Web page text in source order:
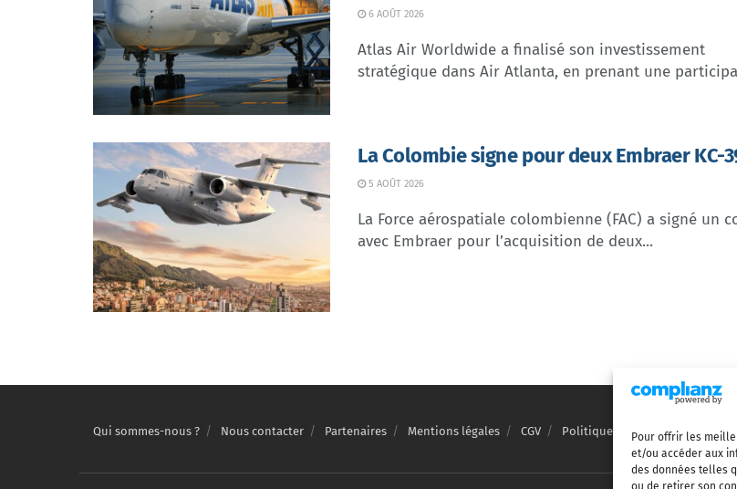
Pour offrir les
et/ou accéder aux
des données telles
ou de retirer son
6 AOÛT 2026
Atlas Air Worldwide a finalisé son investissement
stratégique dans Air Atlanta, en prenant une
La Colombie signe pour deux Embraer KC-
5 AOÛT 2026
La Force aérospatiale colombienne (FAC) a signé un
avec Embraer pour l’acquisition de deux...
Qui sommes-nous ? Nous contacter Partenaires Mentions légales CGV Politique de confidentialité